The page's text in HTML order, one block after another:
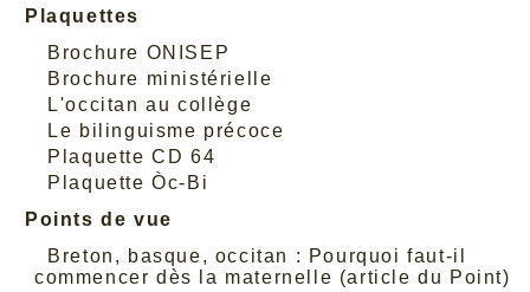
Plaquettes
Brochure ONISEP
Brochure ministérielle
L'occitan au collège
Le bilinguisme précoce
Plaquette CD 64
Plaquette Òc-Bi
Points de vue
Breton, basque, occitan : Pourquoi faut-il
commencer dès la maternelle (article du Point)